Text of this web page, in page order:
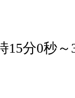
15分0秒～